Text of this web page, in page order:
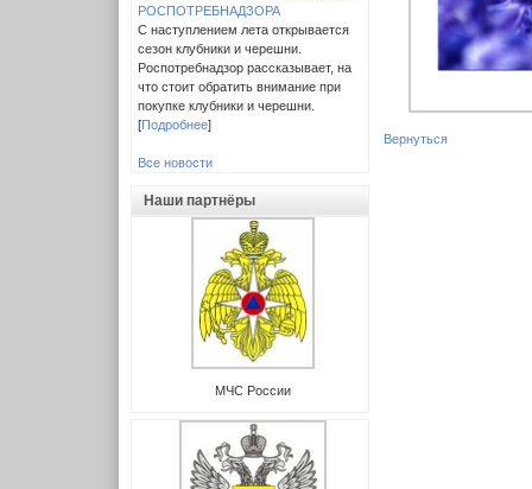
РОСПОТРЕБНАДЗОРА
С наступлением лета открывается
сезон клубники и черешни.
Роспотребнадзор рассказывает, на
что стоит обратить внимание при
покупке клубники и черешни.
[Подробнее]
Все новости
Наши партнёры
МЧС России
Вернуться